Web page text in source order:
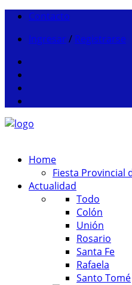
Contacto
Ingresar / Registrarse
Home
Fiesta Provincial
Actualidad
Todo
Colón
Unión
Rosario
Santa Fe
Rafaela
Santo Tomé